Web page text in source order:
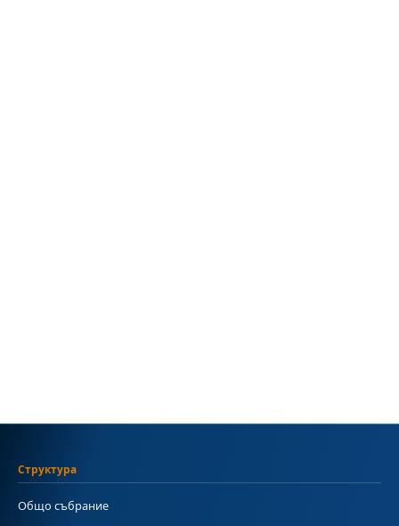
Структура
Общо събрание